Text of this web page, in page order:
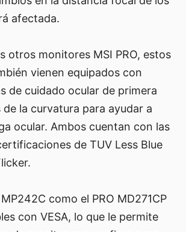
afectada.
otros monitores MSI PRO, estos
vienen equipados con
de cuidado ocular de primera
de la curvatura para ayudar a
ocular. Ambos cuentan con las
de TUV Less Blue
como el PRO MD271CP
con VESA, lo que le permite